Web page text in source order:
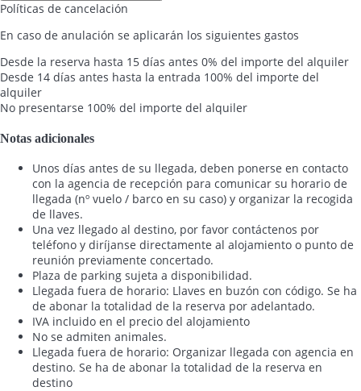
Políticas de cancelación
En caso de anulación se aplicarán los siguientes gastos
Desde la reserva hasta 15 días antes 0% del importe del alquiler
Desde 14 días antes hasta la entrada 100% del importe del
alquiler
No presentarse 100% del importe del alquiler
Notas adicionales
Unos días antes de su llegada, deben ponerse en contacto
con la agencia de recepción para comunicar su horario de
llegada (nº vuelo / barco en su caso) y organizar la recogida
de llaves.
Una vez llegado al destino, por favor contáctenos por
teléfono y diríjanse directamente al alojamiento o punto de
reunión previamente concertado.
Plaza de parking sujeta a disponibilidad.
Llegada fuera de horario: Llaves en buzón con código. Se ha
de abonar la totalidad de la reserva por adelantado.
IVA incluido en el precio del alojamiento
No se admiten animales.
Llegada fuera de horario: Organizar llegada con agencia en
destino. Se ha de abonar la totalidad de la reserva en
destino